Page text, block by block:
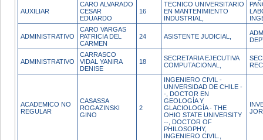
AUXILIAR
CARO ALVARADO
CESAR
EDUARDO
16
TECNICO UNIVERSITARIO
EN MANTENIMIENTO
INDUSTRIAL,
ADMINISTRATIVO
CARO VARGAS
PATRICIA DEL
CARMEN
24 ASISTENTE JUDICIAL,
ADMINISTRATIVO
CARRASCO
VIDAL YANIRA
DENISE
18
SECRETARIA EJECUTIVA
COMPUTACIONAL,
ACADEMICO NO
REGULAR
CASASSA
ROGAZINSKI
GINO
2
INGENIERO CIVIL -
UNIVERSIDAD DE CHILE -
-, DOCTOR EN
GEOLOGÍA Y
GLACIOLOGÍA - THE
OHIO STATE UNIVERSITY
--, DOCTOR OF
PHILOSOPHY,
INGENIERO CIVIL.,